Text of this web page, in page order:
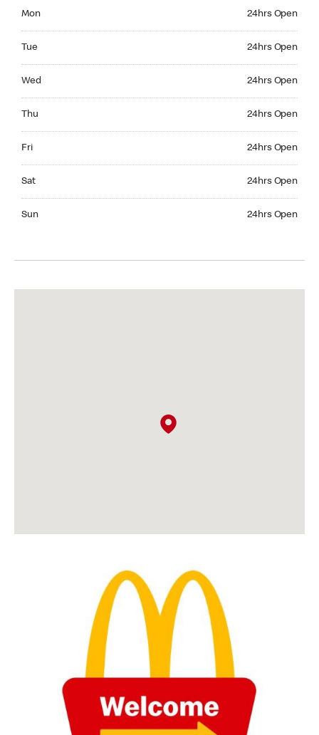
Mon 24hrs Open
Tue 24hrs Open
Wed 24hrs Open
Thu 24hrs Open
Fri 24hrs Open
Sat 24hrs Open
Sun 24hrs Open